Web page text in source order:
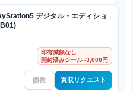
デジタル・エディショ
印有減額なし
開封済みシール -3,000円
買取リクエスト